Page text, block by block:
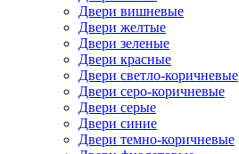
Двери вишневые
Двери желтые
Двери зеленые
Двери красные
Двери светло-коричневые
Двери серо-коричневые
Двери серые
Двери синие
Двери темно-коричневые